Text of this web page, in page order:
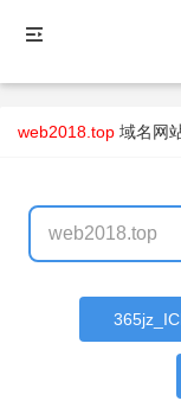
web2018.top 域名网